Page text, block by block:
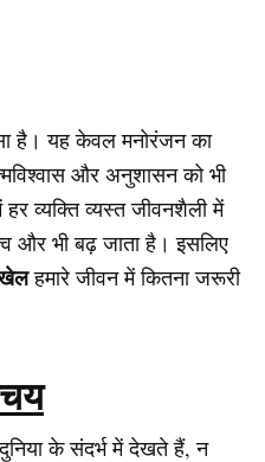
है। यह केवल मनोरंजन का
और अनुशासन को भी
व्यक्ति व्यस्त जीवनशैली में
भी बढ़ जाता है। इसलिए
हमारे जीवन में कितना जरूरी
के संदर्भ में देखते हैं, न